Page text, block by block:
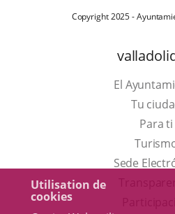
Utilisation de
cookies
Copyright 2025 -
El
Tu
Para ti
Sede